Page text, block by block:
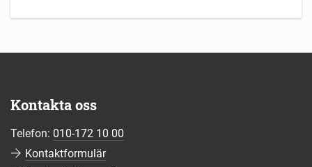
Kontakta oss
Telefon: 010-172 10 00
Kontaktformulär